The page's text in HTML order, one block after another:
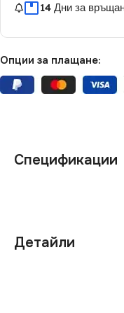
14 Дни за
Опции за плащане:
Детайли
Спецификации